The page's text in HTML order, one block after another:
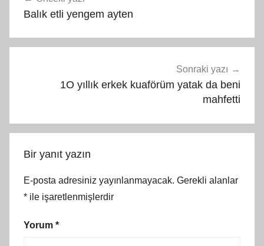
gezinmesi
Balık etli yengem ayten
Sonraki yazı
1O yıllık erkek kuaförüm yatak da beni
mahfetti
Bir yanıt yazın
E-posta adresiniz yayınlanmayacak. Gerekli alanlar
* ile işaretlenmişlerdir
Yorum *